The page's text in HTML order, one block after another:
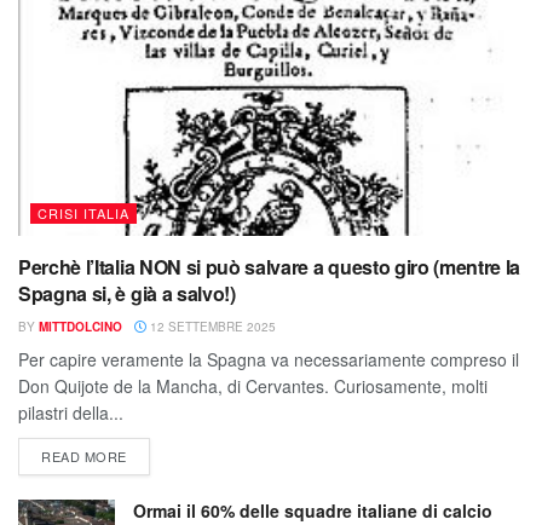
CRISI ITALIA
Perchè l’Italia NON si può salvare a questo giro (mentre la
Spagna si, è già a salvo!)
BY MITTDOLCINO 12 SETTEMBRE 2025
Per capire veramente la Spagna va necessariamente compreso il
Don Quijote de la Mancha, di Cervantes. Curiosamente, molti
pilastri della...
READ MORE
Ormai il 60% delle squadre italiane di calcio